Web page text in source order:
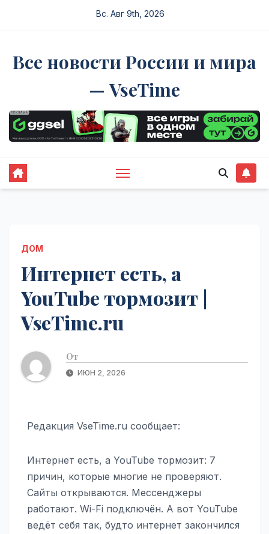
Вс. Авг 9th, 2026
Все новости России и мира
— VseTime
ДОМ
Интернет есть, а
YouTube тормозит |
VseTime.ru
От
ИЮН 2, 2026
Редакция VseTime.ru сообщает:
Интернет есть, а YouTube тормозит: 7
причин, которые многие не проверяют.
Сайты открываются. Мессенджеры
работают. Wi-Fi подключён. А вот YouTube
ведёт себя так, будто интернет закончился